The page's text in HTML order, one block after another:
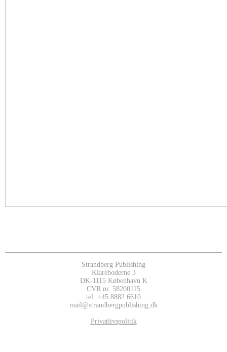
Strandberg Publishing
Klareboderne 3
DK-1115 København K
CVR nr. 58200115
tel: +45 8882 6610
mail@strandbergpublishing.dk
Privatlivspolitik